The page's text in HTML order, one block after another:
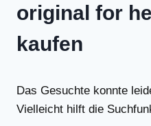
original for
kaufen
Das Gesuchte konnte
Vielleicht hilft die